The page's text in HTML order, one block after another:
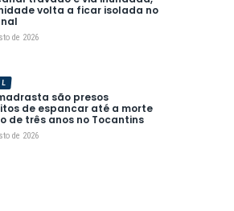
volta a ficar isolada no
de 2026
são presos
de espancar até a morte
de três anos no Tocantins
de 2026